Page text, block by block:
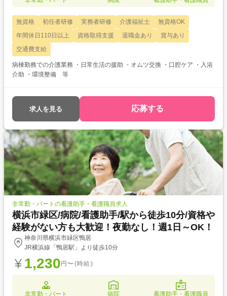
無資格 初任者研修 実務者研修 介護福祉士
無資格OK
年間休日110日以上
資格取得支援 退職金あり
賞与あり
交通費支給
病棟勤務での介護業務 ・日常生活の援助 ・オムツ交換 ・口腔ケア ・入浴
介助 ・環境整備 等
求人を見る 応募する
非常勤・パートの看護助手・看護職員求人
横浜市緑区/病院/看護助手/駅から徒歩10分/資格や
経験がない方も大歓迎！夜勤なし！週1日～OK！
神奈川県横浜市緑区鴨居
JR横浜線「鴨居駅」より徒歩10分
1,230 円〜(時給)
非常勤・パート 病院 看護助手・看護職員